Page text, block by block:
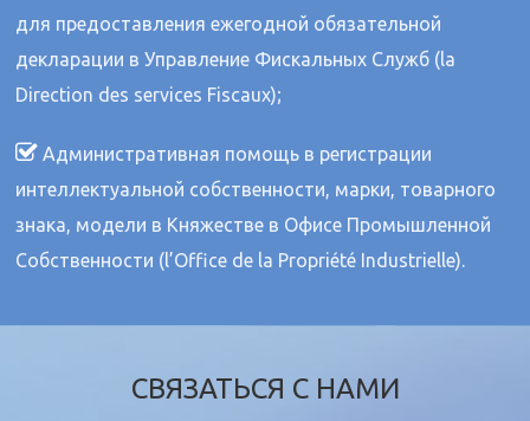
для предоставления ежегодной обязательной
декларации в Управление Фискальных Служб (la
Direction des services Fiscaux);
Административная помощь в регистрации
интеллектуальной собственности, марки, товарного
знака, модели в Княжестве в Офисе Промышленной
Собственности (l’Office de la Propriété Industrielle).
СВЯЗАТЬСЯ С НАМИ